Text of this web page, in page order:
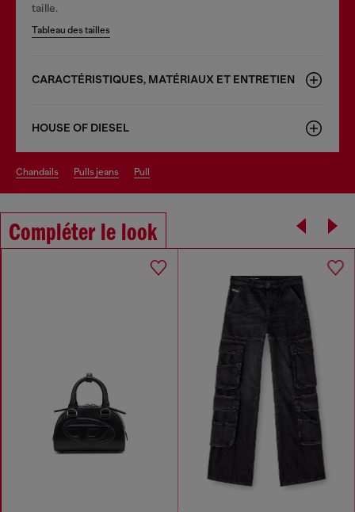
taille.
Tableau des tailles
CARACTÉRISTIQUES, MATÉRIAUX ET ENTRETIEN
HOUSE OF DIESEL
chandails pulls jeans pull
Compléter le look